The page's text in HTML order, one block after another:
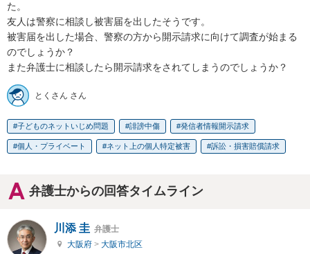
た。
友人は警察に相談し被害届を出したそうです。
被害届を出した場合、警察の方から開示請求に向けて調査が始まる
のでしょうか？
また弁護士に相談したら開示請求をされてしまうのでしょうか？
とくさん さん
子どものネットいじめ問題 誹謗中傷 発信者情報開示請求
個人・プライベート ネット上の個人特定被害 訴訟・損害賠償請求
弁護士からの回答タイムライン
川添 圭 弁護士
大阪府 > 大阪市北区